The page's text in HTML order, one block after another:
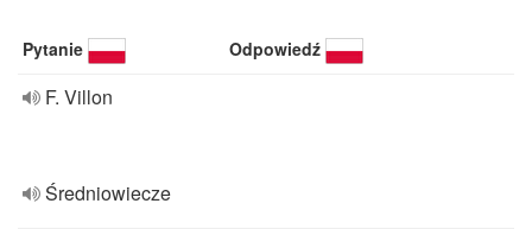
Pytanie Odpowiedź
F. Villon
Średniowiecze